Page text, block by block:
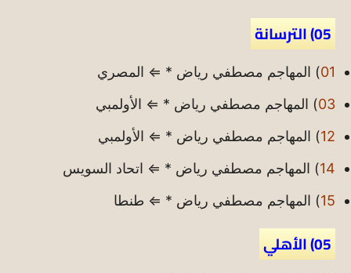
05) الترسانة
01) المهاجم مصطفي رياض * ⇐ المصري
03) المهاجم مصطفي رياض * ⇐ الأولمبي
12) المهاجم مصطفي رياض * ⇐ الأولمبي
14) المهاجم مصطفي رياض * ⇐ اتحاد السويس
15) المهاجم مصطفي رياض * ⇐ طنطا
05) الأهلي